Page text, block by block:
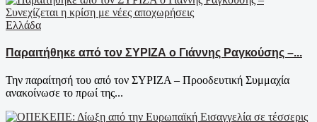
Ελλάδα
Παραιτήθηκε από τον ΣΥΡΙΖΑ ο Γιάννης Ραγκούσης –...
Την παραίτησή του από τον ΣΥΡΙΖΑ – Προοδευτική Συμμαχία
ανακοίνωσε το πρωί της...